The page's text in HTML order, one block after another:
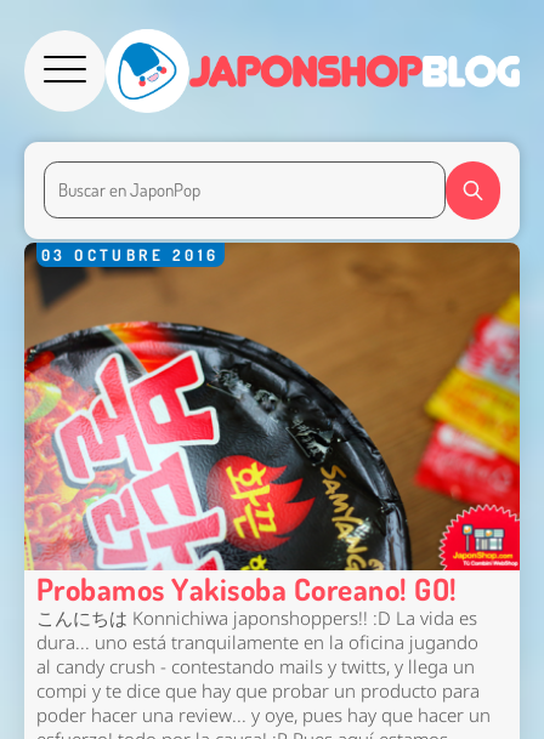
03 OCTUBRE 2016
Probamos Yakisoba Coreano! GO!
こんにちは Konnichiwa japonshoppers!! :D La vida es
dura... uno está tranquilamente en la oficina jugando
al candy crush - contestando mails y twitts, y llega un
compi y te dice que hay que probar un producto para
poder hacer una review... y oye, pues hay que hacer un